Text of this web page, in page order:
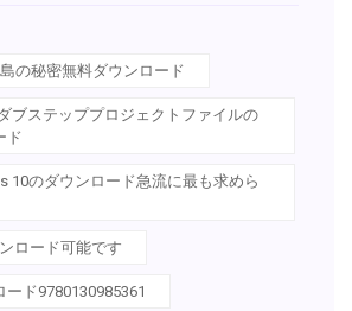
の秘密無料ダウンロード
ブステッププロジェクトファイルの
ド
10のダウンロード急流に最も求めら
ロード可能です
ド9780130985361